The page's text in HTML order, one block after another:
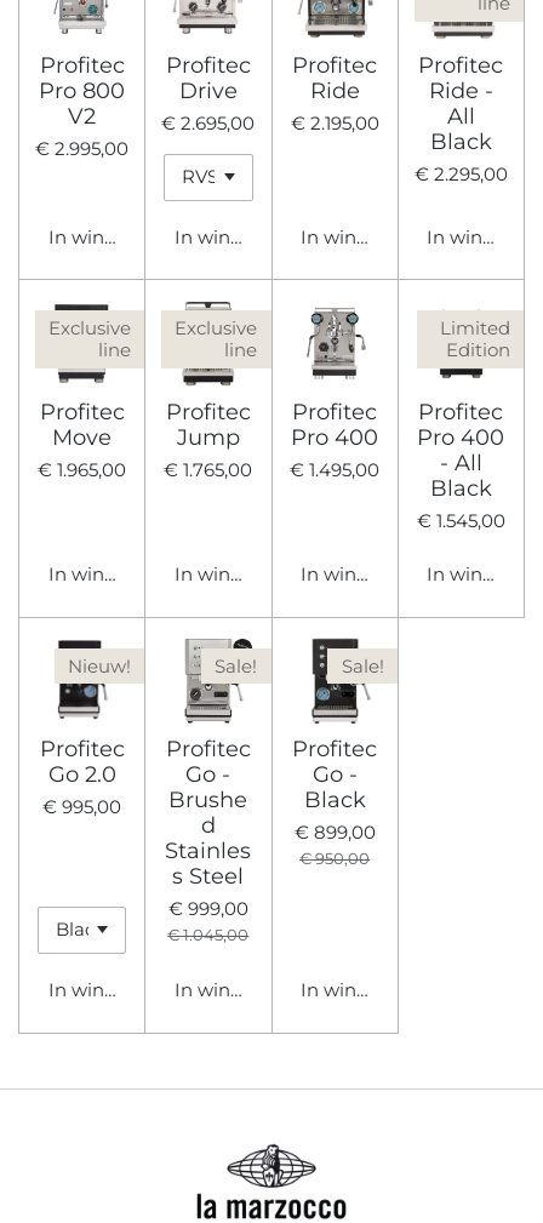
Profitec
Pro 800
V2
€ 2.995,00
In winkelwagen
Profitec
Drive
€ 2.695,00
In winkelwagen
Profitec
Ride
€ 2.195,00
In winkelwagen
Profitec
Ride -
All
Black
€ 2.295,00
In
Exclusive
line
Profitec
Move
€ 1.965,00
In winkelwagen
Exclusive
line
Profitec
Jump
€ 1.765,00
In winkelwagen
Profitec
Pro 400
€ 1.495,00
In winkelwagen
Limited
Edition
Profitec
Pro 400
- All
Black
€ 1.545,00
In
Nieuw!
Profitec
Go 2.0
€ 995,00
In winkelwagen
Sale!
Profitec
Go -
Brushe
d
Stainles
s Steel
€ 999,00
€ 1.045,00
In winkelwagen
Sale!
Profitec
Go -
Black
€ 899,00
€ 950,00
In winkelwagen